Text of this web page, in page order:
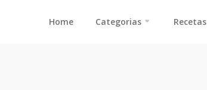
Home Categorias Recetas